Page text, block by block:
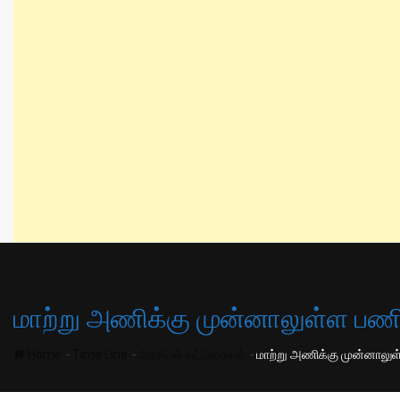
மாற்று அணிக்கு முன்னாலுள்ள
- - -மாற்று அணிக்கு